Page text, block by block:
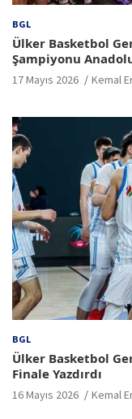
BGL
Ülker Basketbol
Şampiyonu
17 Mayıs 2026 Kemal
BGL
Ülker Basketbol
Finale Yazdırdı
16 Mayıs 2026 Kemal